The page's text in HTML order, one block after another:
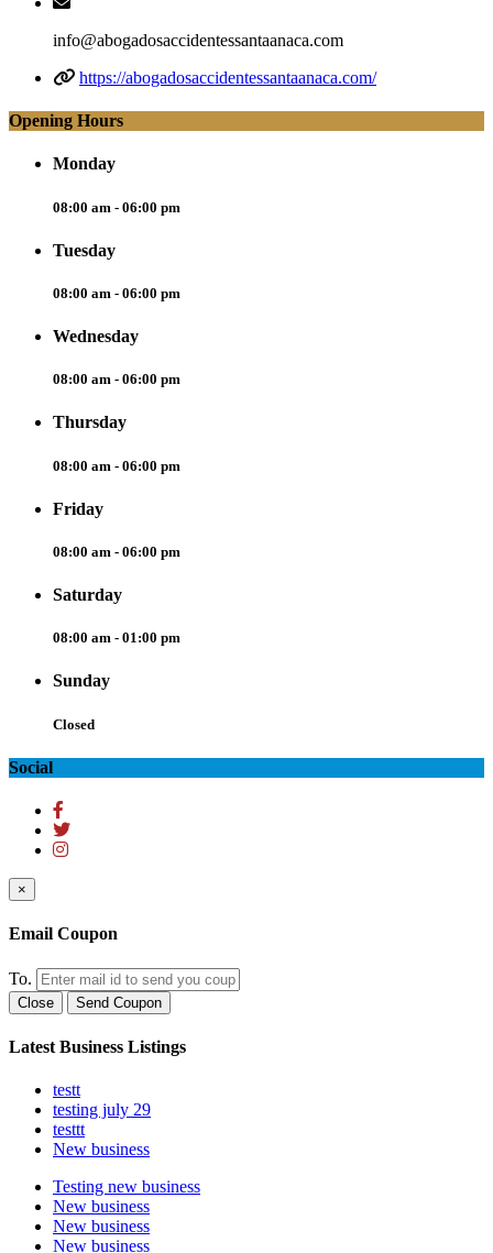
info@abogadosaccidentessantaanaca.com
https://abogadosaccidentessantaanaca.com/
Opening Hours
Monday
08:00 am - 06:00 pm
Tuesday
08:00 am - 06:00 pm
Wednesday
08:00 am - 06:00 pm
Thursday
08:00 am - 06:00 pm
Friday
08:00 am - 06:00 pm
Saturday
08:00 am - 01:00 pm
Sunday
Closed
Social
×
Email Coupon
To.
Close Send Coupon
Latest Business Listings
testt
testing july 29
testtt
New business
Testing new business
New business
New business
New business